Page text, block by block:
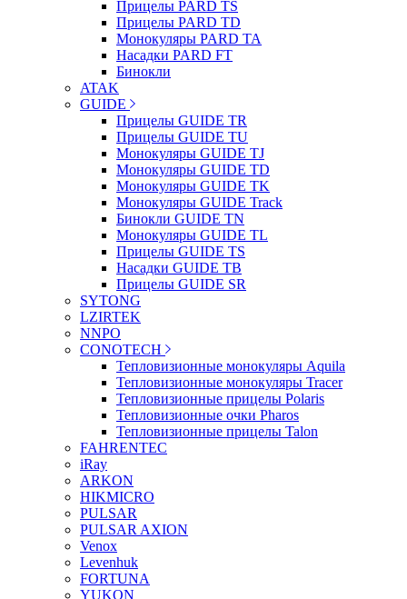
Прицелы PARD TS
Прицелы PARD TD
Монокуляры PARD TA
Насадки PARD FT
Бинокли
ATAK
GUIDE
Прицелы GUIDE TR
Прицелы GUIDE TU
Монокуляры GUIDE TJ
Монокуляры GUIDE TD
Монокуляры GUIDE TK
Монокуляры GUIDE Track
Бинокли GUIDE TN
Монокуляры GUIDE TL
Прицелы GUIDE TS
Насадки GUIDE TB
Прицелы GUIDE SR
SYTONG
LZIRTEK
NNPO
CONOTECH
Тепловизионные монокуляры Aquila
Тепловизионные монокуляры Tracer
Тепловизионные прицелы Polaris
Тепловизионные очки Pharos
Тепловизионные прицелы Talon
FAHRENTEC
iRay
ARKON
HIKMICRO
PULSAR
PULSAR AXION
Venox
Levenhuk
FORTUNA
YUKON